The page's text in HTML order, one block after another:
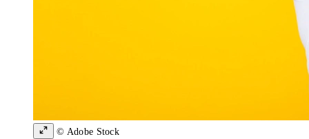
© Adobe Stock